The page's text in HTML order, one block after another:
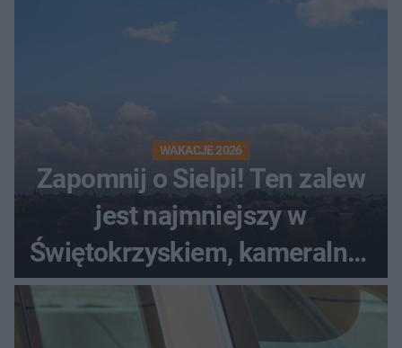
WAKACJE 2026
Zapomnij o Sielpi! Ten zalew
jest najmniejszy w
Świętokrzyskiem, kameralny i
bez tłumów